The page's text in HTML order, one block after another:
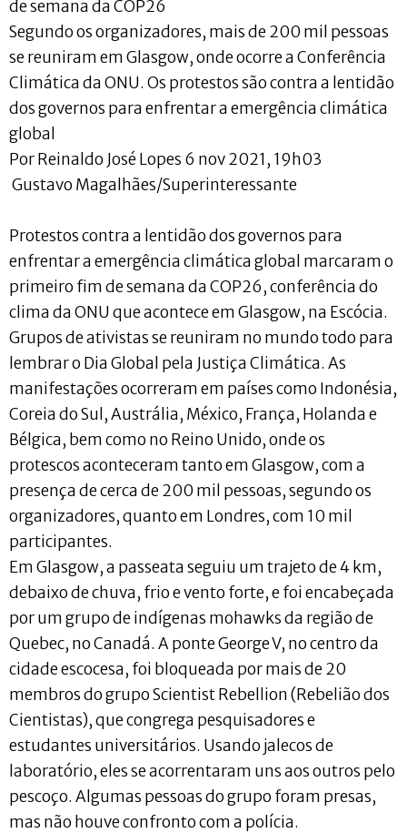
de semana da COP26
Segundo os organizadores, mais de 200 mil pessoas
se reuniram em Glasgow, onde ocorre a Conferência
Climática da ONU. Os protestos são contra a lentidão
dos governos para enfrentar a emergência climática
global
Por Reinaldo José Lopes 6 nov 2021, 19h03
Gustavo Magalhães/Superinteressante
Protestos contra a lentidão dos governos para
enfrentar a emergência climática global marcaram o
primeiro fim de semana da COP26, conferência do
clima da ONU que acontece em Glasgow, na Escócia.
Grupos de ativistas se reuniram no mundo todo para
lembrar o Dia Global pela Justiça Climática. As
manifestações ocorreram em países como Indonésia,
Coreia do Sul, Austrália, México, França, Holanda e
Bélgica, bem como no Reino Unido, onde os
protescos aconteceram tanto em Glasgow, com a
presença de cerca de 200 mil pessoas, segundo os
organizadores, quanto em Londres, com 10 mil
participantes.
Em Glasgow, a passeata seguiu um trajeto de 4 km,
debaixo de chuva, frio e vento forte, e foi encabeçada
por um grupo de indígenas mohawks da região de
Quebec, no Canadá. A ponte George V, no centro da
cidade escocesa, foi bloqueada por mais de 20
membros do grupo Scientist Rebellion (Rebelião dos
Cientistas), que congrega pesquisadores e
estudantes universitários. Usando jalecos de
laboratório, eles se acorrentaram uns aos outros pelo
pescoço. Algumas pessoas do grupo foram presas,
mas não houve confronto com a polícia.